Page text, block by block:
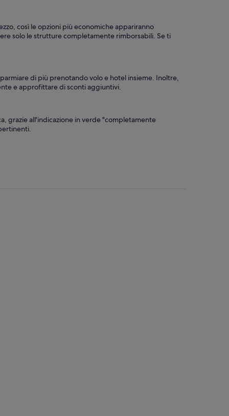
così le opzioni più economiche appariranno
solo le strutture completamente rimborsabili. Se ti
di più prenotando volo e hotel insieme. Inoltre,
e approfittare di sconti aggiuntivi.
grazie all'indicazione in verde "completamente